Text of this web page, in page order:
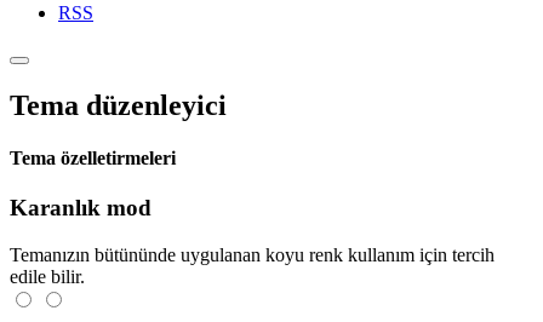
RSS
Tema düzenleyici
Tema özelletirmeleri
Karanlık mod
Temanızın bütününde uygulanan koyu renk kullanım için tercih
edile bilir.